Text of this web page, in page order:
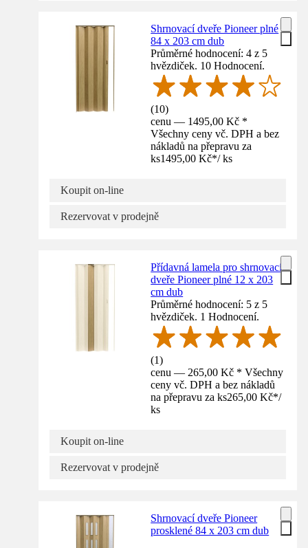
Shrnovací dveře Pioneer plné
84 x 203 cm dub
Průměrné hodnocení: 4 z 5
hvězdiček. 10 Hodnocení.
(10)
cenu — 1495,00 Kč *
Všechny ceny vč. DPH a bez
nákladů na přepravu za
ks1495,00 Kč*/ ks
Koupit on-line
Rezervovat v prodejně
Přídavná lamela pro shrnovací
dveře Pioneer plné 12 x 203
cm dub
Průměrné hodnocení: 5 z 5
hvězdiček. 1 Hodnocení.
(1)
cenu — 265,00 Kč * Všechny
ceny vč. DPH a bez nákladů
na přepravu za ks265,00 Kč*/
ks
Koupit on-line
Rezervovat v prodejně
Shrnovací dveře Pioneer
prosklené 84 x 203 cm dub